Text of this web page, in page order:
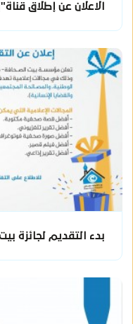
الاعلان عن إطلاق
بدء التقديم لجائزة بيت